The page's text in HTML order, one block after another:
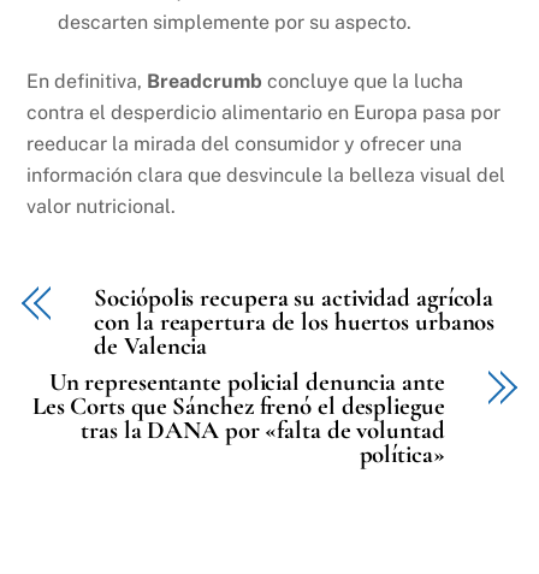
descarten simplemente por su aspecto.
En definitiva, Breadcrumb concluye que la lucha
contra el desperdicio alimentario en Europa pasa por
reeducar la mirada del consumidor y ofrecer una
información clara que desvincule la belleza visual del
valor nutricional.
Sociópolis recupera su actividad agrícola
con la reapertura de los huertos urbanos
de Valencia
Un representante policial denuncia ante
Les Corts que Sánchez frenó el despliegue
tras la DANA por «falta de voluntad
política»